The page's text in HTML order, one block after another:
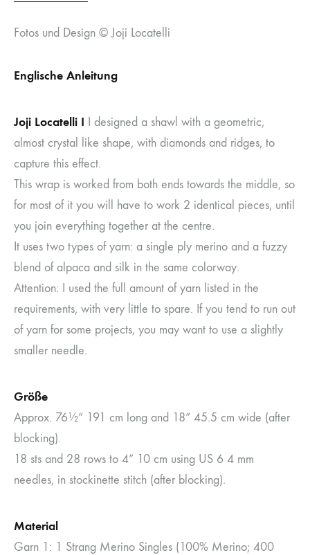
Fotos und Design © Joji Locatelli
Englische Anleitung
Joji Locatelli I I designed a shawl with a geometric,
almost crystal like shape, with diamonds and ridges, to
capture this effect.
This wrap is worked from both ends towards the middle, so
for most of it you will have to work 2 identical pieces, until
you join everything together at the centre.
It uses two types of yarn: a single ply merino and a fuzzy
blend of alpaca and silk in the same colorway.
Attention: I used the full amount of yarn listed in the
requirements, with very little to spare. If you tend to run out
of yarn for some projects, you may want to use a slightly
smaller needle.
Größe
Approx. 76½“ 191 cm long and 18” 45.5 cm wide (after
blocking).
18 sts and 28 rows to 4” 10 cm using US 6 4 mm
needles, in stockinette stitch (after blocking).
Material
Garn 1: 1 Strang Merino Singles (100% Merino; 400